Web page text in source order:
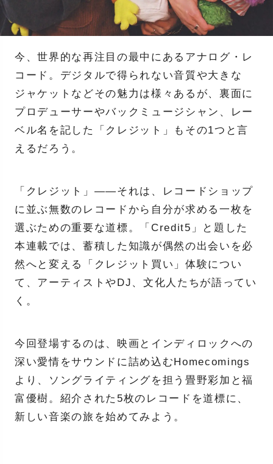
今、世界的な再注目の最中にあるアナログ・レ
コード。デジタルで得られない音質や大きな
ジャケットなどその魅力は様々あるが、裏面に
プロデューサーやバックミュージシャン、レー
ベル名を記した「クレジット」もその1つと言
えるだろう。
「クレジット」――それは、レコードショップ
に並ぶ無数のレコードから自分が求める一枚を
選ぶための重要な道標。「Credit5」と題した
本連載では、蓄積した知識が偶然の出会いを必
然へと変える「クレジット買い」体験につい
て、アーティストやDJ、文化人たちが語ってい
く。
今回登場するのは、映画とインディロックへの
深い愛情をサウンドに詰め込むHomecomings
より、ソングライティングを担う畳野彩加と福
富優樹。紹介された5枚のレコードを道標に、
新しい音楽の旅を始めてみよう。